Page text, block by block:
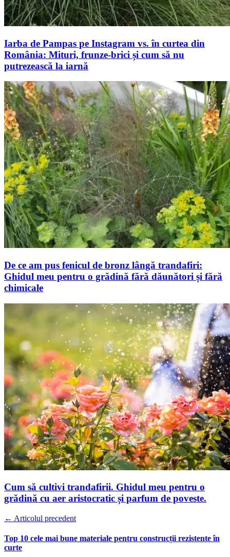
Iarba de Pampas pe Instagram vs. în curtea din
România: Mituri, frunze-brici și cum să nu
putrezească la iarnă
De ce am pus fenicul de bronz lângă trandafiri:
Ghidul meu pentru o grădină fără dăunători și fără
chimicale
Cum să cultivi trandafirii. Ghidul meu pentru o
grădină cu aer aristocratic și parfum de poveste.
← Articolul precedent
Top 10 cele mai bune materiale pentru construcții rezistente în
curte